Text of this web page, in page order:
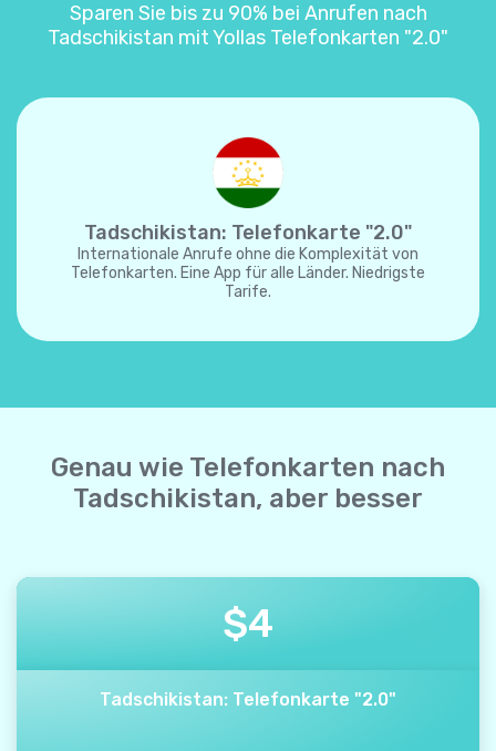
Sparen Sie bis zu 90% bei Anrufen nach
Tadschikistan mit Yollas Telefonkarten "2.0"
Tadschikistan: Telefonkarte "2.0"
Internationale Anrufe ohne die Komplexität von
Telefonkarten. Eine App für alle Länder. Niedrigste
Tarife.
Genau wie Telefonkarten nach
Tadschikistan, aber besser
$4
Tadschikistan: Telefonkarte "2.0"